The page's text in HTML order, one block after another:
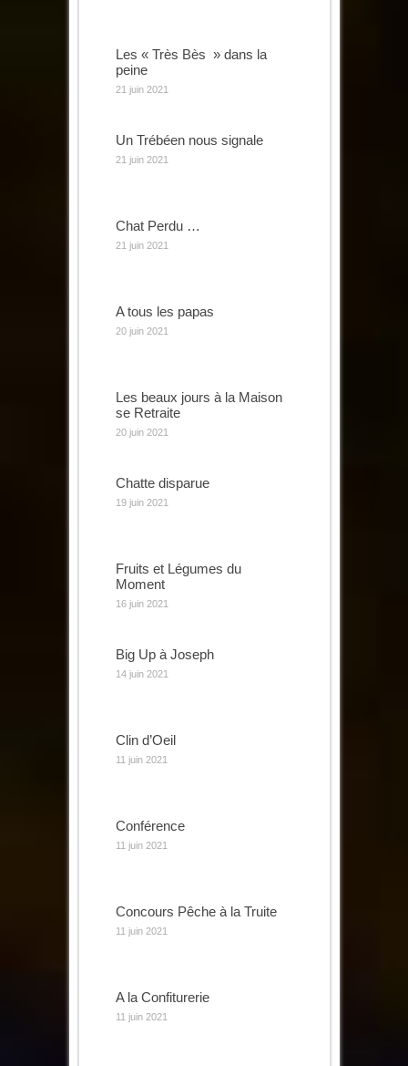
Les « Très Bès » dans la
peine
21 juin 2021
Un Trébéen nous signale
21 juin 2021
Chat Perdu …
21 juin 2021
A tous les papas
20 juin 2021
Les beaux jours à la Maison
se Retraite
20 juin 2021
Chatte disparue
19 juin 2021
Fruits et Légumes du
Moment
16 juin 2021
Big Up à Joseph
14 juin 2021
Clin d’Oeil
11 juin 2021
Conférence
11 juin 2021
Concours Pêche à la Truite
11 juin 2021
A la Confiturerie
11 juin 2021